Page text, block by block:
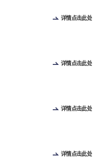
详情点击此处
详情点击此处
详情点击此处
详情点击此处